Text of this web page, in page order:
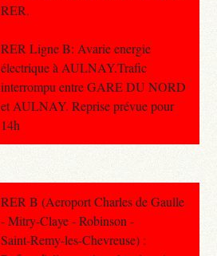
RER.
RER Ligne B: Avarie energie
électrique à AULNAY.Trafic
interrompu entre GARE DU NORD
et AULNAY. Reprise prévue pour
14h
RER B (Aeroport Charles de Gaulle
- Mitry-Claye - Robinson -
Saint-Remy-les-Chevreuse) :